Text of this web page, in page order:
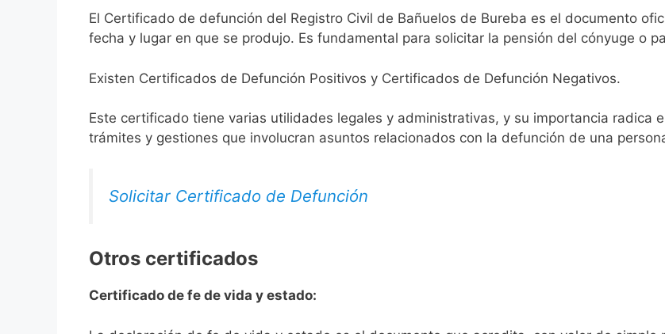
El Certificado de defunción del Registro Civil de Bañuelos de Bureba es el documento
fecha y lugar en que se produjo. Es fundamental para solicitar la pensión del cónyuge o
Existen Certificados de Defunción Positivos y Certificados de Defunción Negativos.
Este certificado tiene varias utilidades legales y administrativas, y su importancia radica
trámites y gestiones que involucran asuntos relacionados con la defunción de una
Solicitar Certificado de Defunción
Otros certificados
Certificado de fe de vida y estado: